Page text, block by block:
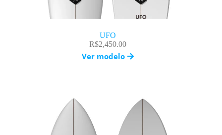
UFO
R$2,450.00
Ver modelo